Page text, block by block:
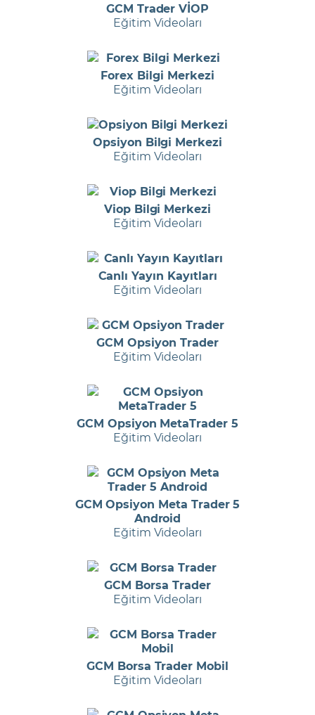
GCM Trader VİOP
Eğitim Videoları
Forex Bilgi Merkezi
Eğitim Videoları
Opsiyon Bilgi Merkezi
Eğitim Videoları
Viop Bilgi Merkezi
Eğitim Videoları
Canlı Yayın Kayıtları
Eğitim Videoları
GCM Opsiyon Trader
Eğitim Videoları
GCM Opsiyon MetaTrader 5
Eğitim Videoları
GCM Opsiyon Meta Trader 5
Android
Eğitim Videoları
GCM Borsa Trader
Eğitim Videoları
GCM Borsa Trader Mobil
Eğitim Videoları